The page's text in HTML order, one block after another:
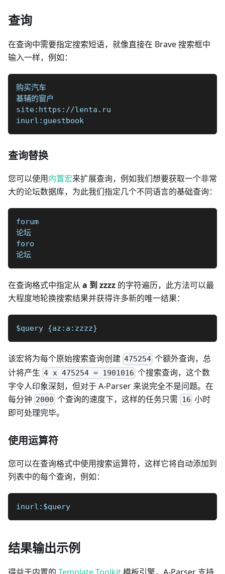
查询
在查询中需要指定搜索短语，就像直接在 Brave 搜索框中
输入一样，例如：
购买汽车
基辅的窗户
site:https://lenta.ru
inurl:guestbook
查询替换
您可以使用内置宏来扩展查询，例如我们想要获取一个非常
大的论坛数据库，为此我们指定几个不同语言的基础查询：
forum
论坛
foro
论坛
在查询格式中指定从 a 到 zzzz 的字符遍历，此方法可以最
大程度地轮换搜索结果并获得许多新的唯一结果：
$query {az:a:zzzz}
该宏将为每个原始搜索查询创建 475254 个额外查询，总
计将产生 4 x 475254 = 1901016 个搜索查询，这个数
字令人印象深刻，但对于 A-Parser 来说完全不是问题。在
每分钟 2000 个查询的速度下，这样的任务只需 16 小时
即可处理完毕。
使用运算符
您可以在查询格式中使用搜索运算符，这样它将自动添加到
列表中的每个查询，例如：
inurl:$query
结果输出示例